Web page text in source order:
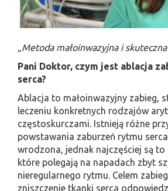
„Metoda małoinwazyjna i
Pani Doktor, czym jest ablacja
serca?
Ablacja to małoinwazyjny zabieg,
leczeniu konkretnych rodzajów
częstoskurczami. Istnieją różne
powstawania zaburzeń rytmu
wrodzona, jednak najczęściej są
które polegają na napadach zbyt
nieregularnego rytmu. Celem
zniszczenie tkanki serca